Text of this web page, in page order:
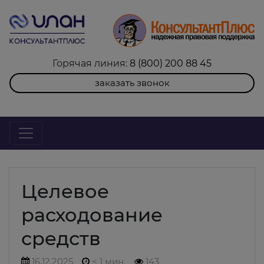
Горячая линия: 8 (800) 200 88 45
заказать звонок
Целевое
расходование
средств
16.12.2025 < 1 мин. 143